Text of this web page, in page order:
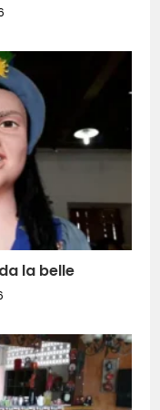
la belle